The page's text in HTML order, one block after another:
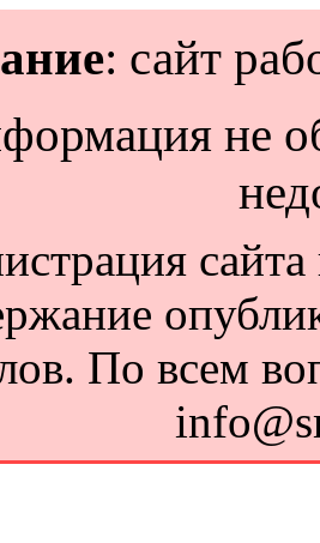
: сайт
не
сайта
По всем